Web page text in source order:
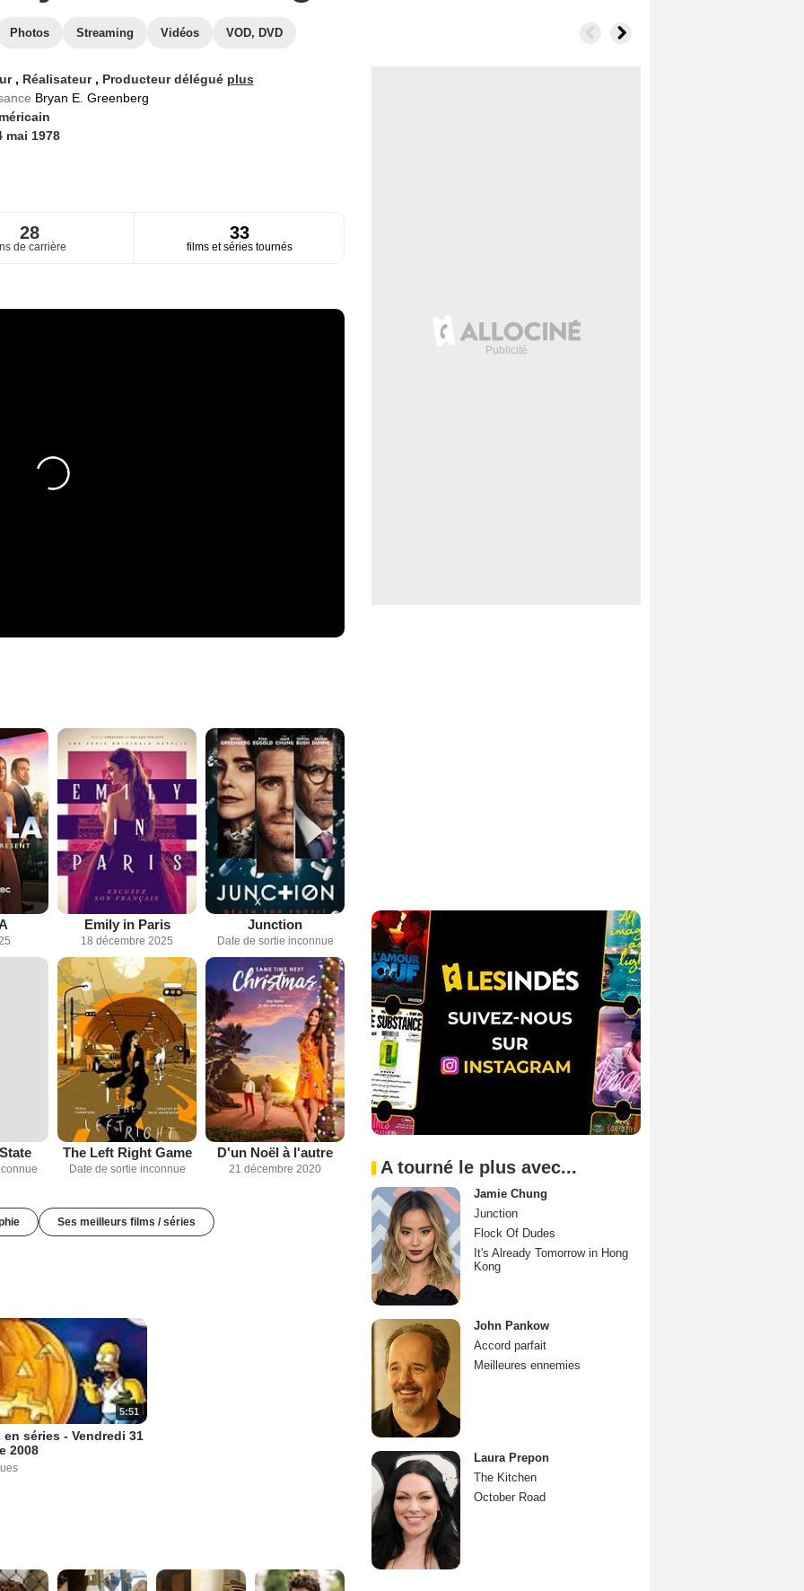
Photos Streaming Vidéos VOD, DVD
, Réalisateur , Producteur délégué plus
Bryan E. Greenberg
mai 1978
28
de carrière
33
films et séries tournés
Emily in Paris
18 décembre 2025
Junction
Date de sortie inconnue
The Left Right Game
Date de sortie inconnue
D'un Noël à l'autre
21 décembre 2020
Ses meilleurs films / séries
5:51
en séries - Vendredi 31
2008
A tourné le plus avec...
Jamie Chung
Junction
Flock Of Dudes
It's Already Tomorrow in Hong
Kong
John Pankow
Accord parfait
Meilleures ennemies
Laura Prepon
The Kitchen
October Road